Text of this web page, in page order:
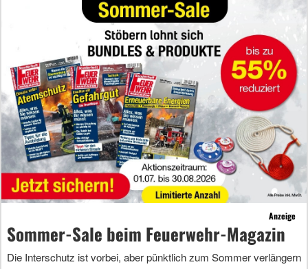
Anzeige
Sommer-Sale beim Feuerwehr-Magazin
Die Interschutz ist vorbei, aber pünktlich zum Sommer verlängern